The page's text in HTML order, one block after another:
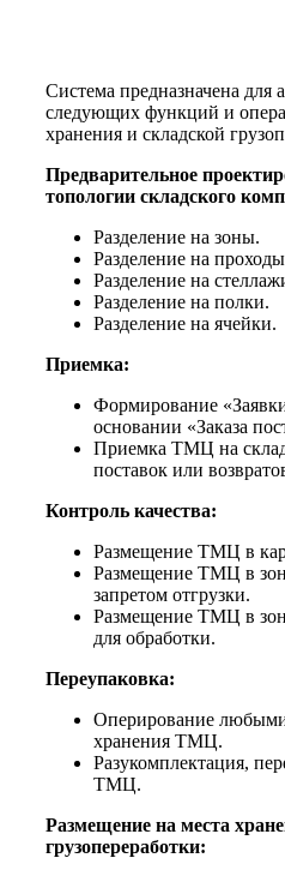
Система предназначена для
следующих функций и
хранения и складской
Предварительное
топологии складского
Разделение на зоны.
Разделение на
Разделение на
Разделение на полки.
Разделение на ячейки.
Приемка:
Формирование
основании «Заказа
Приемка ТМЦ на
поставок или
Контроль качества:
Размещение ТМЦ в
Размещение ТМЦ в
запретом отгрузки.
Размещение ТМЦ в
для обработки.
Переупаковка:
Оперирование
хранения ТМЦ.
Разукомплектация,
ТМЦ.
Размещение на места
грузопереработки: